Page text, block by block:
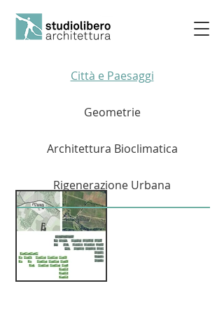
Città e Paesaggi
Geometrie
Architettura Bioclimatica
Rigenerazione Urbana